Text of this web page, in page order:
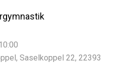
Saselkoppel 22, 22393